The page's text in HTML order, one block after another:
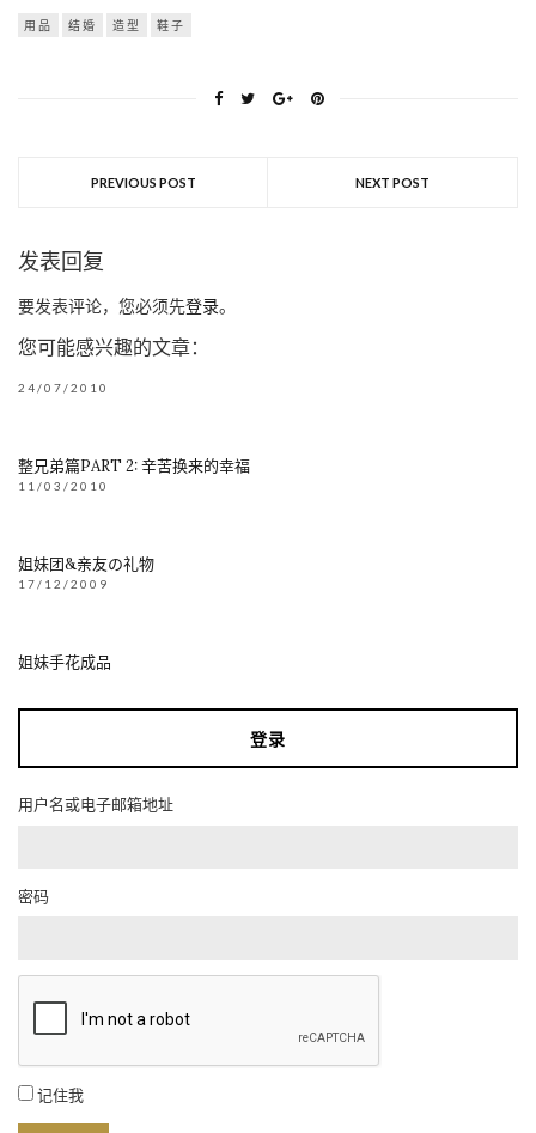
用品 结婚 造型 鞋子
PREVIOUS POST NEXT POST
发表回复
要发表评论，您必须先登录。
您可能感兴趣的文章：
24/07/2010
整兄弟篇PART 2: 辛苦换来的幸福
11/03/2010
姐妹团&亲友の礼物
17/12/2009
姐妹手花成品
登录
用户名或电子邮箱地址
密码
记住我